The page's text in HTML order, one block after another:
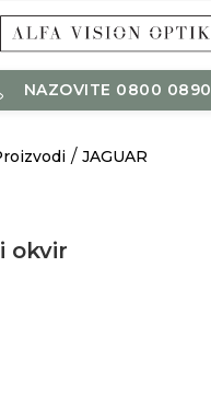
NAZOVITE 0800 0890
JAGUAR
okvir